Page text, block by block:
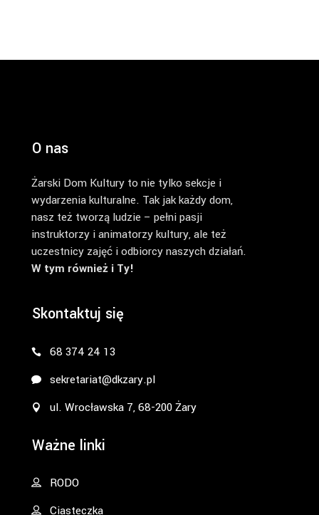
O nas
Żarski Dom Kultury to nie tylko sekcje i
wydarzenia kulturalne. Tak jak każdy dom,
nasz też tworzą ludzie – pełni pasji
instruktorzy i animatorzy kultury, ale też
uczestnicy zajęć i odbiorcy naszych działań.
W tym również i Ty!
Skontaktuj się
68 374 24 13
sekretariat@dkzary.pl
ul. Wrocławska 7, 68-200 Żary
Ważne linki
RODO
Ciasteczka